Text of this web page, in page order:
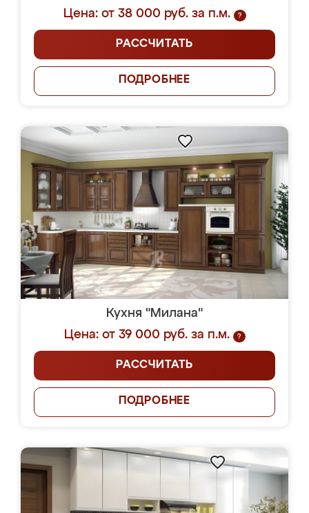
Цена: от 38 000 руб. за п.м.
?
РАССЧИТАТЬ
ПОДРОБНЕЕ
Кухня "Милана"
Цена: от 39 000 руб. за п.м.
?
РАССЧИТАТЬ
ПОДРОБНЕЕ